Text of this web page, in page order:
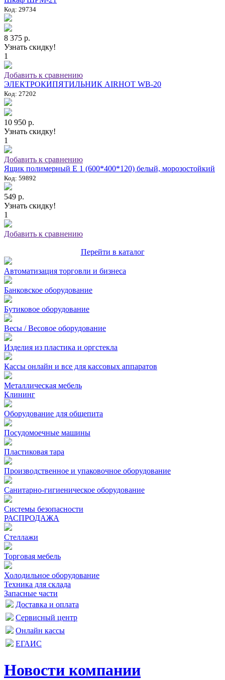
Код: 29734
8 375 р.
Узнать скидку!
1
Добавить к сравнению
ЭЛЕКТРОКИПЯТИЛЬНИК AIRHOT WB-20
Код: 27202
10 950 р.
Узнать скидку!
1
Добавить к сравнению
Ящик полимерный E 1 (600*400*120) белый, морозостойкий
Код: 59892
549 р.
Узнать скидку!
1
Добавить к сравнению
Перейти в каталог
Автоматизация торговли и бизнеса
Банковское оборудование
Бутиковое оборудование
Весы / Весовое оборудование
Изделия из пластика и оргстекла
Кассы онлайн и все для кассовых аппаратов
Металлическая мебель
Клининг
Оборудование для общепита
Посудомоечные машины
Пластиковая тара
Производственное и упаковочное оборудование
Санитарно-гигиеническое оборудование
Системы безопасности
РАСПРОДАЖА
Стеллажи
Торговая мебель
Холодильное оборудование
Техника для склада
Запасные части
Доставка и оплата
Сервисный центр
Онлайн кассы
ЕГАИС
Новости компании